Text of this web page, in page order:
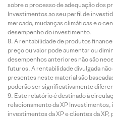
sobre o processo de adequação dos
Investimentos ao seu perfil de
mercado, mudanças climáticas e o
desempenho do investimento.
A rentabilidade de produtos
preço ou valor pode aumentar ou
desempenhos anteriores não são
futuros. A rentabilidade divulgada
presentes neste material são
poderão ser significativamente
Este relatório é destinado à
relacionamento da XP
investimentos da XP e clientes da